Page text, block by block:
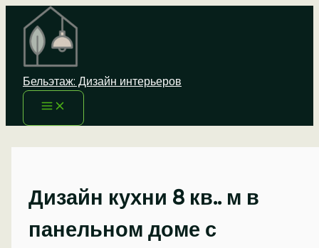
Перейти
содержимому
Бельэтаж: Дизайн интерьеров
Дизайн кухни 8 кв.. м в
панельном доме с